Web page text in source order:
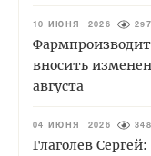
10 ИЮНЯ 2026 297
вносить
августа
04 ИЮНЯ 2026 348
Глаголев